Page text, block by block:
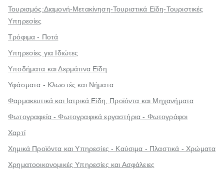
Τουρισμός:Διαμονή-Μετακίνηση-Τουριστικά Είδη-Τουριστικές
Υπηρεσίες
Τρόφιμα - Ποτά
Υπηρεσίες για Ιδιώτες
Υποδήματα και Δερμάτινα Είδη
Υφάσματα - Κλωστές και Νήματα
Φαρμακευτικά και Ιατρικά Είδη, Προϊόντα και Μηχανήματα
Φωτογραφεία - Φωτογραφικά εργαστήρια - Φωτογράφοι
Χαρτί
Χημικά Προϊόντα και Υπηρεσίες - Καύσιμα - Πλαστικά - Χρώματα
Χρηματοοικονομικές Υπηρεσίες και Ασφάλειες